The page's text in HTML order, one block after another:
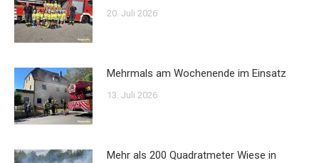
20. Juli 2026
Mehrmals am Wochenende im Einsatz
13. Juli 2026
Mehr als 200 Quadratmeter Wiese in